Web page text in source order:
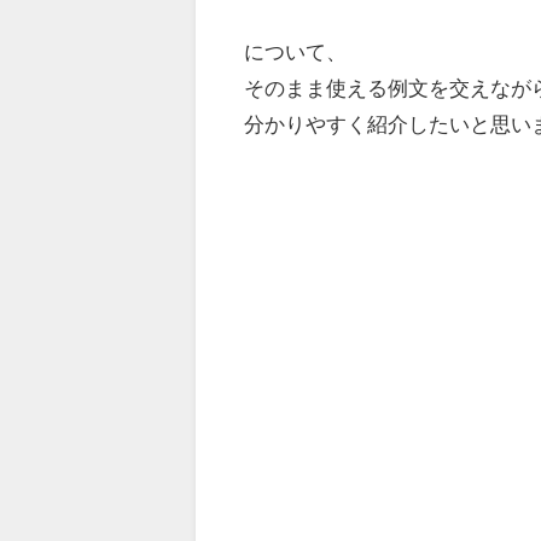
について、
そのまま使える例文を交えなが
分かりやすく紹介したいと思い